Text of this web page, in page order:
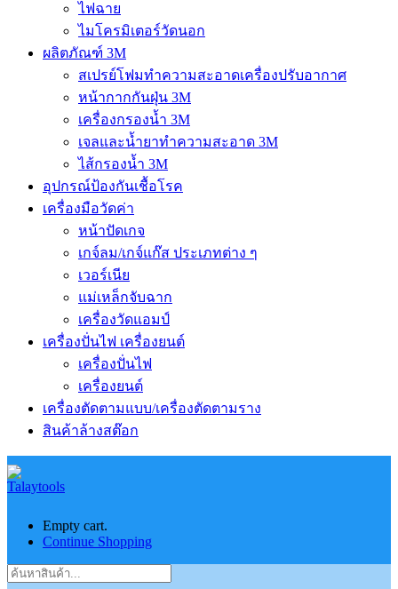
ไฟฉาย
ไมโครมิเตอร์วัดนอก
ผลิตภัณฑ์ 3M
สเปรย์โฟมทำความสะอาดเครื่องปรับอากาศ
หน้ากากกันฝุ่น 3M
เครื่องกรองน้ำ 3M
เจลและน้ำยาทำความสะอาด 3M
ไส้กรองน้ำ 3M
อุปกรณ์ป้องกันเชื้อโรค
เครื่องมือวัดค่า
หน้าปัดเกจ
เกจ์ลม/เกจ์แก๊ส ประเภทต่าง ๆ
เวอร์เนีย
แม่เหล็กจับฉาก
เครื่องวัดแอมป์
เครื่องปั่นไฟ เครื่องยนต์
เครื่องปั่นไฟ
เครื่องยนต์
เครื่องตัดตามแบบ/เครื่องตัดตามราง
สินค้าล้างสต๊อก
Empty cart.
Continue Shopping